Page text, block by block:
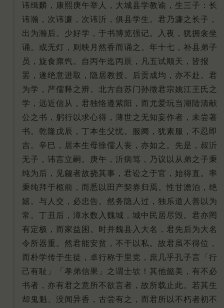
讳缉麟，康熙庚午举人，大城县学教谕，生三子：长
讳瀚，次讳濂，次讳沂，俱县学生。君乃濂之长子，
出为瀚后。少好学，于书博览强记。入夜，犹拥衾坐
诵。或无灯，则映月然香而诵之。年十七，补县弟子
员，旋食廪饩。自丙午迄丙辰，凡五试顺天，皆报
罢，遂绝意进取，隐居教授。后贡成均，亦不赴。君
为学，严儒释之辨。北方自苏门孙徵君宗姚江王氏之
学，远近信从，君独恪遵紫阳，而尤爱玩当湖陆清献
公之书，躬行以求心得，薄世之无知妄作者，未尝著
书。乾隆戊辰，丁本生父忧。服阕，犹素服，不忍即
吉。辛巳，居本生母徐儒人丧，亦如之。先是，叔沂
无子，讳言立嗣。庚午，沂病笃，乃议以从弟之子秉
纯为后，见觎者故挠其事，君讼之于官，始得直。率
秉纯拜于柩前，而悉以田产契券归焉。性甘澹泊，绝
嬉。与人交，必忠告。然务隐人过，独乐道人善以为
常。丁丑后，漳水数入魏城，城中民居尽毁。君亦罔
有定极，而家益困。时并魏县入大名，君先后为大名
令所器重。然君能安贫，不干以私。故君虽不得位，
而朴学传于生徒，卓行称于里党，庶几乎孔子言「行
己有耻」「孝弟信果」之谓士欤！其他懿美，有不必
书者，亦有君之意所不欲言者，故所载止此。若其生
却鬼魁、没闻异香，古尝有之，而君所以不朽者初不